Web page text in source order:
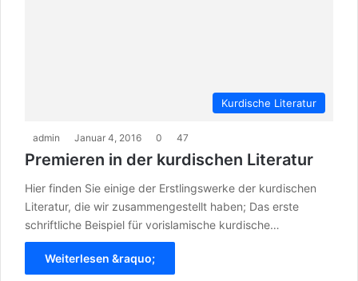
Kurdische Literatur
admin Januar 4, 2016 0 47
Premieren in der kurdischen Literatur
Hier finden Sie einige der Erstlingswerke der kurdischen
Literatur, die wir zusammengestellt haben; Das erste
schriftliche Beispiel für vorislamische kurdische…
Weiterlesen &raquo;